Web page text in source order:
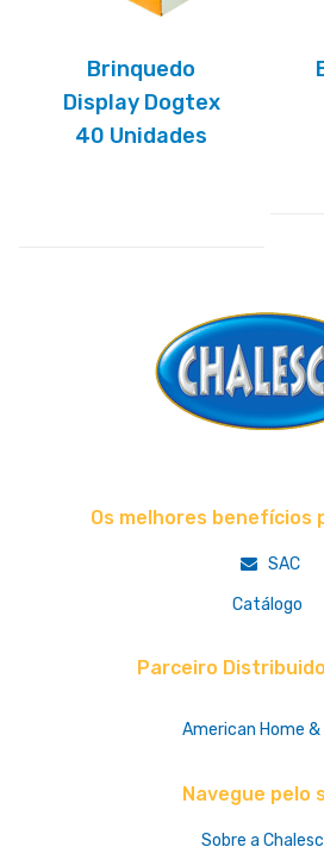
Brinquedo
Display Dogtex
40 Unidades
Os melhores benefícios
SAC
Catálogo
Parceiro
American Home
Navegue pelo
Sobre a